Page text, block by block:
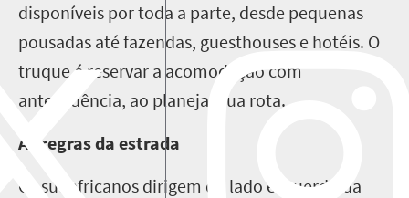
disponíveis por toda a parte, desde pequenas
pousadas até fazendas, guesthouses e hotéis. O
truque é reservar a acomodação com
antecedência, ao planejar sua rota.
As regras da estrada
Os sul-africanos dirigem do lado esquerdo da